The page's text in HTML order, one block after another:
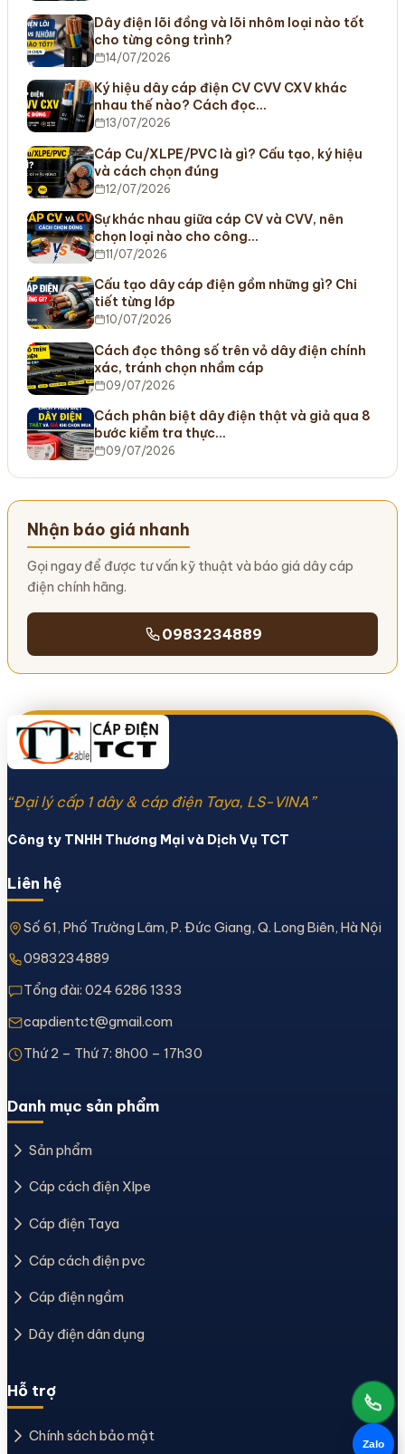
Dây điện lõi đồng và lõi nhôm loại nào tốt
cho từng công trình?
14/07/2026
Ký hiệu dây cáp điện CV CVV CXV khác
nhau thế nào? Cách đọc…
13/07/2026
Cáp Cu/XLPE/PVC là gì? Cấu tạo, ký hiệu
và cách chọn đúng
12/07/2026
Sự khác nhau giữa cáp CV và CVV, nên
chọn loại nào cho công…
11/07/2026
Cấu tạo dây cáp điện gồm những gì? Chi
tiết từng lớp
10/07/2026
Cách đọc thông số trên vỏ dây điện chính
xác, tránh chọn nhầm cáp
09/07/2026
Cách phân biệt dây điện thật và giả qua 8
bước kiểm tra thực…
09/07/2026
Nhận báo giá nhanh
Gọi ngay để được tư vấn kỹ thuật và báo giá dây cáp
điện chính hãng.
0983234889
“Đại lý cấp 1 dây & cáp điện Taya, LS-VINA”
Công ty TNHH Thương Mại và Dịch Vụ TCT
Liên hệ
Số 61, Phố Trường Lâm, P. Đức Giang, Q. Long Biên, Hà Nội
0983234889
Tổng đài: 024 6286 1333
capdientct@gmail.com
Thứ 2 – Thứ 7: 8h00 – 17h30
Danh mục sản phẩm
Sản phẩm
Cáp cách điện Xlpe
Cáp điện Taya
Cáp cách điện pvc
Cáp điện ngầm
Dây điện dân dụng
Hỗ trợ
Chính sách bảo mật
Zalo